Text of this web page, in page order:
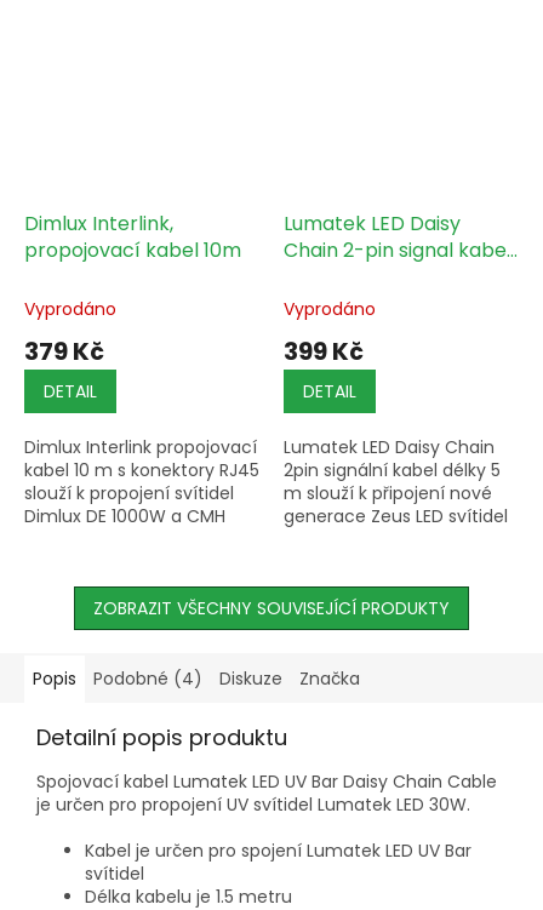
Dimlux Interlink,
propojovací kabel 10m
Vyprodáno
379 Kč
DETAIL
Dimlux Interlink propojovací
kabel 10 m s konektory RJ45
slouží k propojení svítidel
Dimlux DE 1000W a CMH
dalšími svítidly v síti.
Lumatek LED Daisy
Chain 2-pin signal kabel,
Vyprodáno
399 Kč
DETAIL
Lumatek LED Daisy Chain
2pin signální kabel délky 5
m slouží k připojení nové
generace Zeus LED svítidel
2.0 – jeden kabel na...
ZOBRAZIT VŠECHNY SOUVISEJÍCÍ PRODUKTY
Popis Podobné (4) Diskuze Značka
Detailní popis produktu
Spojovací kabel Lumatek LED UV Bar Daisy Chain Cable
je určen pro propojení UV svítidel Lumatek LED 30W.
Kabel je určen pro spojení Lumatek LED UV Bar
svítidel
Délka kabelu je 1.5 metru